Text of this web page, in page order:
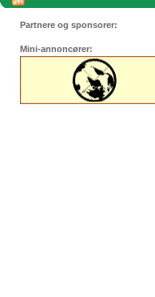
Partnere og sponsorer:
Mini-annoncører: